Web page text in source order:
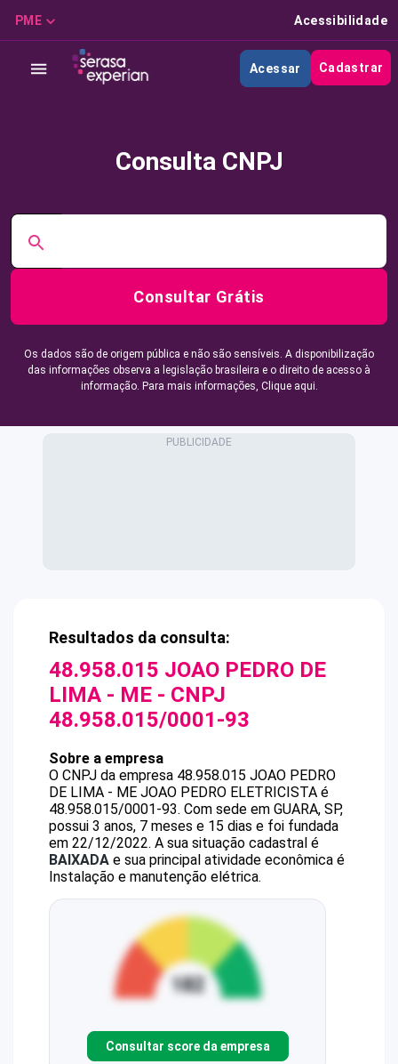
PME Acessibilidade
Acessar Cadastrar
Consulta CNPJ
Consultar Grátis
Os dados são de origem pública e não são sensíveis. A disponibilização
das informações observa a legislação brasileira e o direito de acesso à
informação. Para mais informações, Clique aqui.
Resultados da consulta:
48.958.015 JOAO PEDRO DE
LIMA - ME - CNPJ
48.958.015/0001-93
Sobre a empresa
O CNPJ da empresa 48.958.015 JOAO PEDRO
DE LIMA - ME JOAO PEDRO ELETRICISTA é
48.958.015/0001-93. Com sede em GUARA, SP,
possui 3 anos, 7 meses e 15 dias e foi fundada
em 22/12/2022. A sua situação cadastral é
BAIXADA e sua principal atividade econômica é
Instalação e manutenção elétrica.
Consultar score da empresa